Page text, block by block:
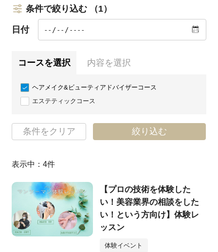
条件で絞り込む （1）
日付
コースを選択 内容を選択
ヘアメイク&ビューティアドバイザーコース
エステティックコース
条件をクリア 絞り込む
表示中： 4件
【プロの技術を体験した
い！美容業界の相談をした
い！という方向け】体験レ
ッスン
体験イベント